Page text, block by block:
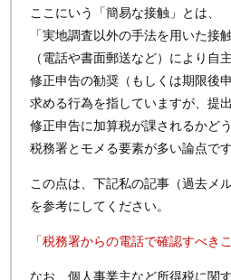
ここにいう「簡易な接触」とは、
「実地調査以外の手法を用いた接触
（電話や書面郵送など）により自
修正申告の勧奨（もしくは期限後
求める行為を指していますが、提
修正申告に加算税が課されるかどう
税務署とモメる要素が多い論点です
この点は、下記私の記事（過去メル
を参考にしてください。
「税務署からの電話で確認すべきこ
なお、個人事業主など所得税に関